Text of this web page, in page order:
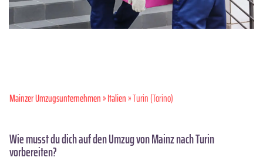
Mainzer Umzugsunternehmen»Italien» Turin (Torino)
Wie musst du dich auf den Umzug von Mainz nach Turin
vorbereiten?